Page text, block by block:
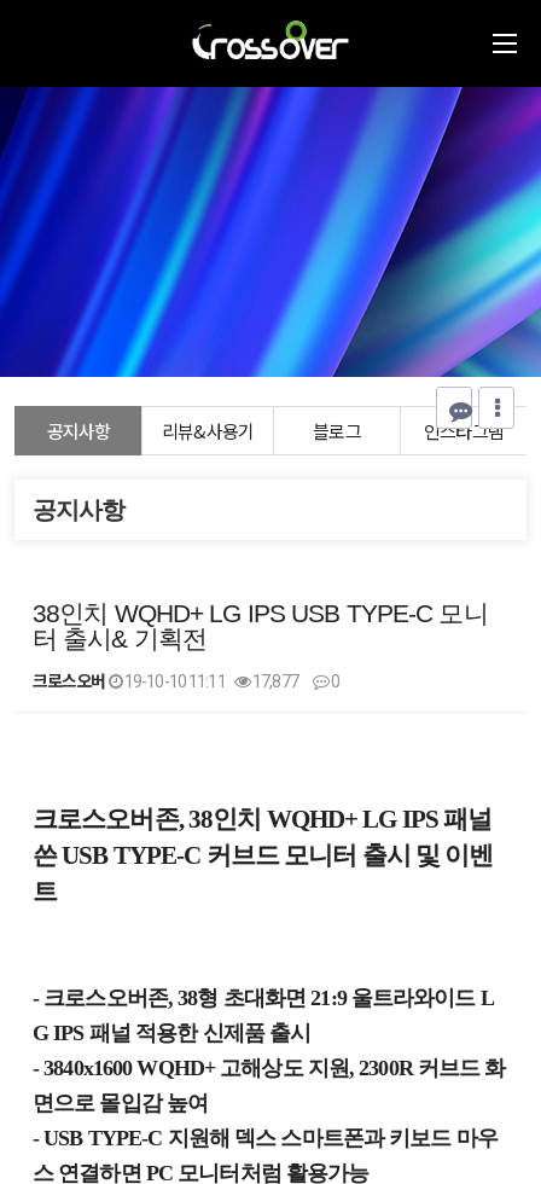
공지사항 리뷰&사용기 블로그 인스타그램
공지사항
38인치 WQHD+ LG IPS USB TYPE-C 모니
터 출시& 기획전
크로스오버 19-10-10 11:11 17,877 0
크로스오버존, 38인치 WQHD+ LG IPS 패널
쓴 USB TYPE-C 커브드 모니터 출시 및 이벤
트
- 크로스오버존, 38형 초대화면 21:9 울트라와이드 L
G IPS 패널 적용한 신제품 출시
- 3840x1600 WQHD+ 고해상도 지원, 2300R 커브드 화
면으로 몰입감 높여
- USB TYPE-C 지원해 덱스 스마트폰과 키보드 마우
스 연결하면 PC 모니터처럼 활용가능